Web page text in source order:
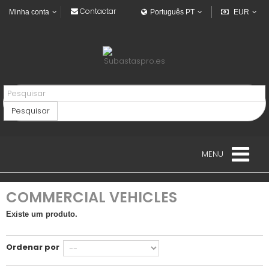
EUR
Português PT
Minha conta Contactar
Pesquisar
MENU
PROPRIEDADE
VEHICLES
VEICULOS INDUSTRIAL
COMMERCIAL VEHICLES
Existe um produto.
Ordenar por